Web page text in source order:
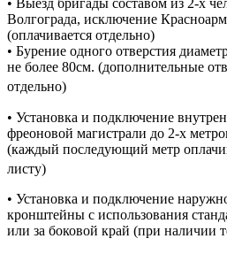
• Выезд бригады составом из 2-х
Волгограда, исключение
(оплачивается отдельно)
• Бурение одного отверстия
не более 80см. (дополнительные
отдельно)
• Установка и подключение
фреоновой магистрали до 2-х
(каждый последующий метр
листу)
• Установка и подключение
кронштейны с использования
или за боковой край (при наличии